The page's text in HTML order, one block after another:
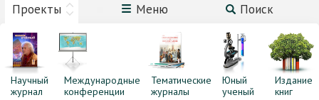
Проекты Меню Поиск
Научный
журнал
Международные
конференции
Тематические
журналы
Юный
ученый
Издание
книг